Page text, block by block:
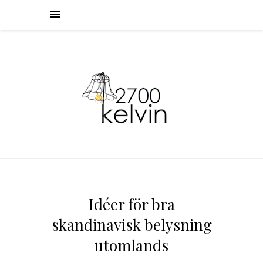
Idéer för bra
skandinavisk belysning
utomlands